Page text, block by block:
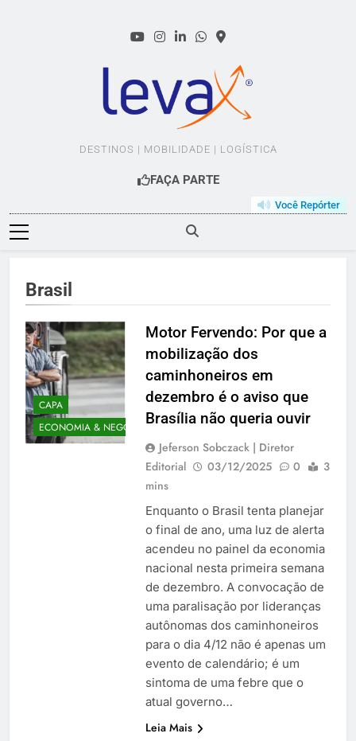
LEVAX.COM.BR
DESTINOS | MOBILIDADE | LOGÍSTICA
FAÇA PARTE
Você Repórter
Brasil
CAPA
ECONOMIA & NEGÓCIOS
Motor Fervendo: Por que a
mobilização dos
caminhoneiros em
dezembro é o aviso que
Brasília não queria ouvir
Jeferson Sobczack | Diretor
Editorial
03/12/2025 0
3
mins
Enquanto o Brasil tenta planejar
o final de ano, uma luz de alerta
acendeu no painel da economia
nacional nesta primeira semana
de dezembro. A convocação de
uma paralisação por lideranças
autônomas dos caminhoneiros
para o dia 4/12 não é apenas um
evento de calendário; é um
sintoma de uma febre que o
atual governo…
Leia Mais